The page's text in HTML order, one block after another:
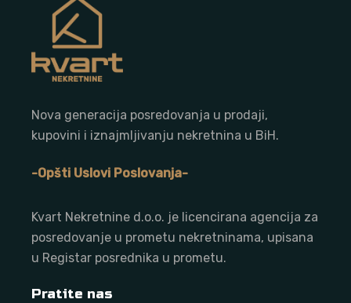
Nova generacija posredovanja u prodaji,
kupovini i iznajmljivanju nekretnina u BiH.
-Opšti Uslovi Poslovanja-
Kvart Nekretnine d.o.o. je licencirana agencija za
posredovanje u prometu nekretninama, upisana
u Registar posrednika u prometu.
Pratite nas